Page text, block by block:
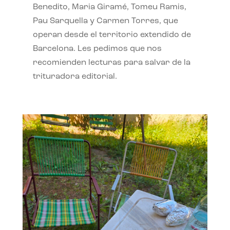
Benedito, Maria Giramé, Tomeu Ramis,
Pau Sarquella y Carmen Torres, que
operan desde el territorio extendido de
Barcelona. Les pedimos que nos
recomienden lecturas para salvar de la
trituradora editorial.